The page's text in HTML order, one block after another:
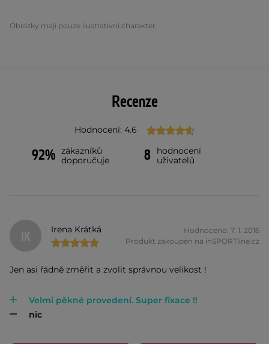
Obrázky mají pouze ilustrativní charakter.
Recenze
Hodnocení: 4.6
92% zákazníků
doporučuje
8
hodnocení
uživatelů
IK Irena Krátká
Hodnoceno: 7. 1. 2016
Produkt zakoupen na inSPORTline.cz
Jen asi řádně změřit a zvolit správnou velikost !
Velmi pěkné provedení. Super fixace !!
nic